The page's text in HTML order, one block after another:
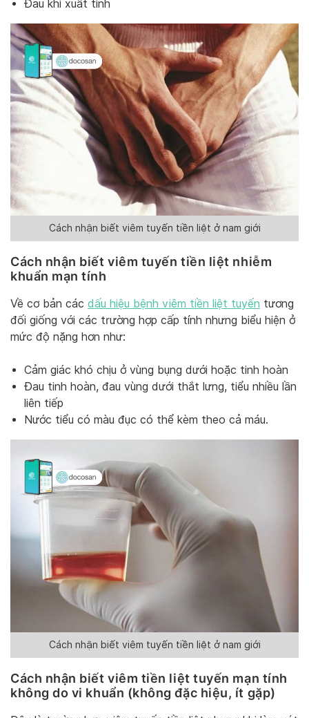
Đau khi xuất tinh
Cách nhận biết viêm tuyến tiền liệt ở nam giới
Cách nhận biết viêm tuyến tiền liệt nhiễm
khuẩn mạn tính
Về cơ bản các dấu hiệu bệnh viêm tiền liệt tuyến tương
đối giống với các trường hợp cấp tính nhưng biểu hiện ở
mức độ nặng hơn như:
Cảm giác khó chịu ở vùng bụng dưới hoặc tinh hoàn
Đau tinh hoàn, đau vùng dưới thắt lưng, tiểu nhiều lần
liên tiếp
Nước tiểu có màu đục có thể kèm theo cả máu.
Cách nhận biết viêm tuyến tiền liệt ở nam giới
Cách nhận biết viêm tiền liệt tuyến mạn tính
không do vi khuẩn (không đặc hiệu, ít gặp)